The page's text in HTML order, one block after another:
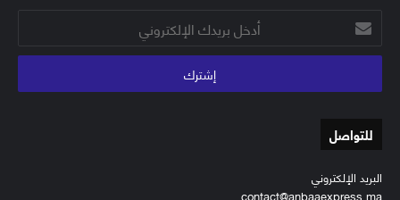
أدخل
بريدك
الإلكتروني
للتواصل
البريد الإلكتروني